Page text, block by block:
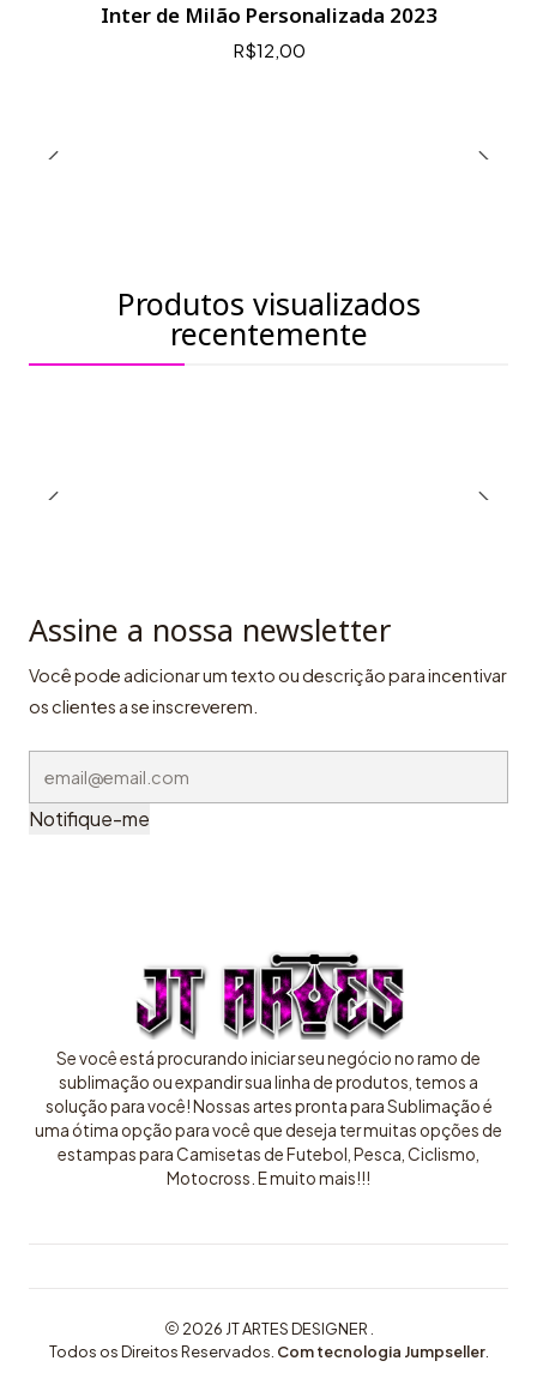
Inter de Milão Personalizada 2023
R$12,00
Produtos visualizados
recentemente
Assine a nossa newsletter
Você pode adicionar um texto ou descrição para incentivar
os clientes a se inscreverem.
Notifique-me
Se você está procurando iniciar seu negócio no ramo de
sublimação ou expandir sua linha de produtos, temos a
solução para você! Nossas artes pronta para Sublimação é
uma ótima opção para você que deseja ter muitas opções de
estampas para Camisetas de Futebol, Pesca, Ciclismo,
Motocross. E muito mais!!!
2026 JT ARTES DESIGNER .
Todos os Direitos Reservados. Com tecnologia Jumpseller.